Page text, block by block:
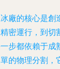
廠的核心是創
密運行，到切
步都依賴于成
的物理分割，